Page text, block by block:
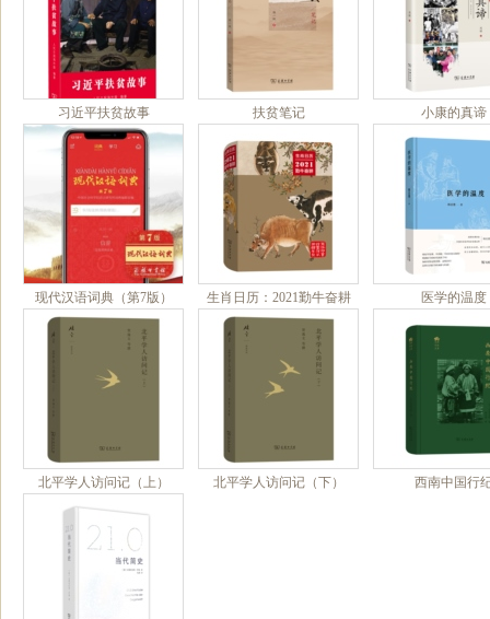
习近平扶贫故事 扶贫笔记 小康的真谛
现代汉语词典（第7版）
APP
生肖日历：2021勤牛奋耕 医学的温度
北平学人访问记（上） 北平学人访问记（下） 西南中国行